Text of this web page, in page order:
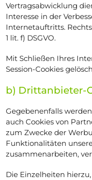
Vertragsabwicklung
Interesse in der
Internetauftritts.
1 lit. f) DSGVO.
Mit Schließen Ihres
Session-Cookies
b) Drittanbieter-
Gegebenenfalls
auch Cookies von
zum Zwecke der
Funktionalitäten
zusammenarbeiten,
Die Einzelheiten